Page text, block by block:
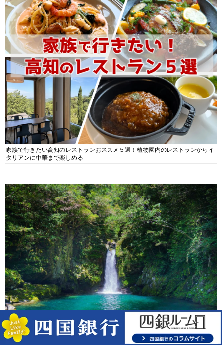
家族で行きたい高知のレストランおススメ５選！植物園内のレストランからイ
タリアンに中華まで楽しめる